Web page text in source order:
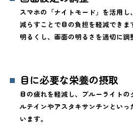
スマホの「ナイトモード」を活用
減らすことで目の負担を軽減できま
明るくし、画面の明るさを適切に調
目に必要な栄養の摂取
目の疲れを軽減し、ブルーライトの
ルテインやアスタキサンチンといっ
います。